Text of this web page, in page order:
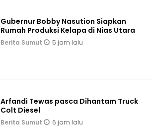
Gubernur Bobby Nasution Siapkan
Rumah Produksi Kelapa di Nias Utara
Berita Sumut 5 jam lalu
Arfandi Tewas pasca Dihantam Truck
Colt Diesel
Berita Sumut 6 jam lalu